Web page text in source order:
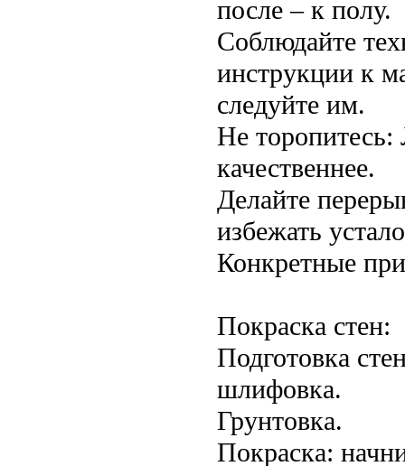
после – к полу.
Соблюдайте
инструкции к
следуйте им.
Не торопитесь:
качественнее.
Делайте
избежать
Конкретные
Покраска стен:
Подготовка
шлифовка.
Грунтовка.
Покраска: